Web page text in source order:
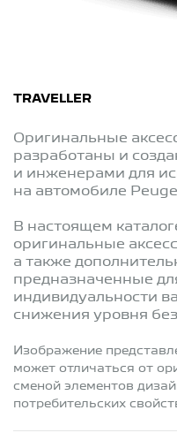
TRAVELLER
Оригинальные
разработаны и
и инженерами для
на автомобиле
В настоящем
оригинальные
а также
предназначенные
индивидуальности
снижения уровня
Изображение
может отличаться от
сменой элементов
потребительских